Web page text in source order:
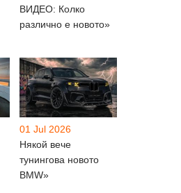
ВИДЕО: Колко
различно е новото»
01 Jul 2026
Някой вече
тунингова новото
BMW»